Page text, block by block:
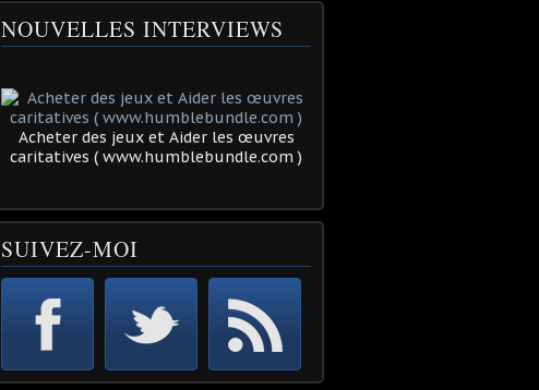
NOUVELLES INTERVIEWS
Acheter des jeux et Aider les œuvres
caritatives ( www.humblebundle.com )
SUIVEZ-MOI